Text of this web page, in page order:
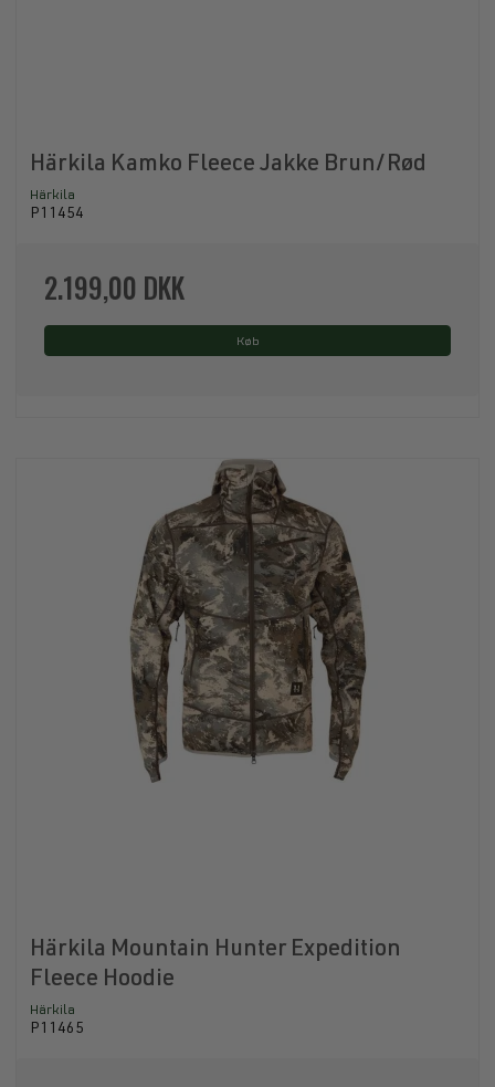
Härkila Kamko Fleece Jakke Brun/Rød
Härkila
P11454
2.199,00 DKK
Køb
Härkila Mountain Hunter Expedition
Fleece Hoodie
Härkila
P11465